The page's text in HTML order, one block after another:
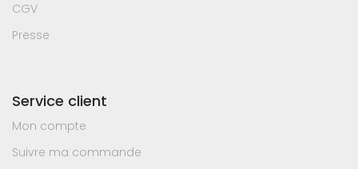
CGV
Presse
Service client
Mon compte
Suivre ma commande